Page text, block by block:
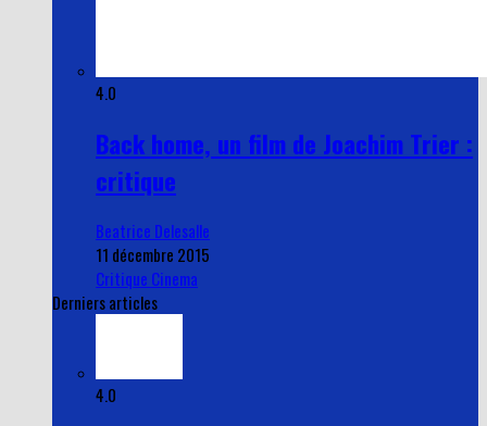
4.0
Back home, un film de Joachim Trier :
critique
Beatrice Delesalle
11 décembre 2015
Critique Cinema
Derniers articles
4.0